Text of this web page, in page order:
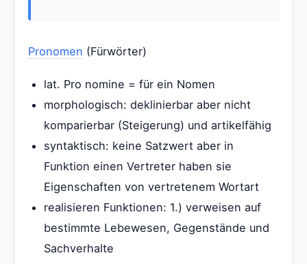
Pronomen (Fürwörter)
lat. Pro nomine = für ein Nomen
morphologisch: deklinierbar aber nicht
komparierbar (Steigerung) und artikelfähig
syntaktisch: keine Satzwert aber in
Funktion einen Vertreter haben sie
Eigenschaften von vertretenem Wortart
realisieren Funktionen: 1.) verweisen auf
bestimmte Lebewesen, Gegenstände und
Sachverhalte